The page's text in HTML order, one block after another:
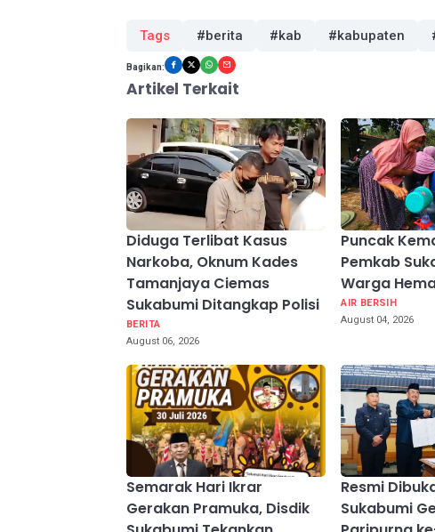
Tags #berita #kab #kabupaten
Bagikan:
Artikel Terkait
Diduga Terlibat Kasus
Narkoba, Oknum Kades
Tamanjaya Ciemas
Sukabumi Ditangkap Polisi
BERITA
August 06, 2026
Puncak
Pemkab
Warga
AIR BERSIH
August 04, 2026
Semarak Hari Ikrar
Gerakan Pramuka, Disdik
Resmi
Sukabumi